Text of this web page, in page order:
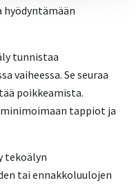
hyödyntämään
tunnistaa
vaiheessa. Se seuraa
poikkeamista.
tappiot ja
tekoälyn
tai ennakkoluulojen